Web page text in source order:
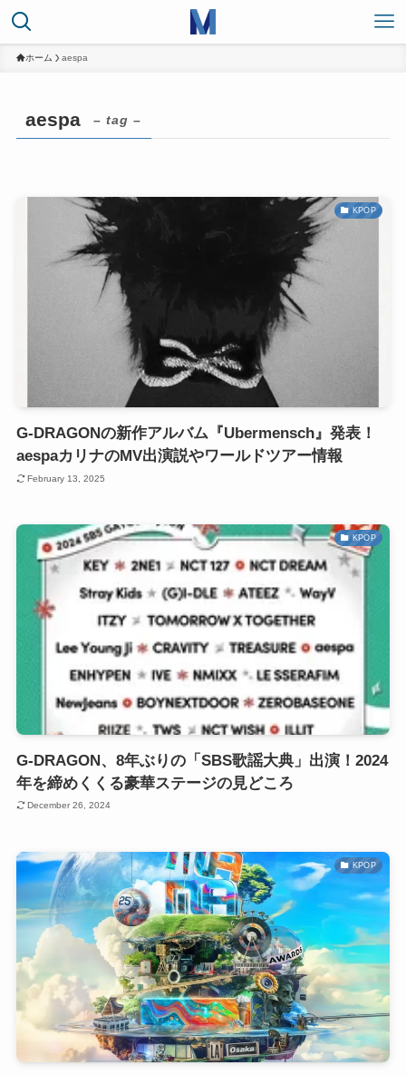
ホーム aespa
aespa – tag –
KPOP
G-DRAGONの新作アルバム『Ubermensch』発表！
aespaカリナのMV出演説やワールドツアー情報
February 13, 2025
KPOP
G-DRAGON、8年ぶりの「SBS歌謡大典」出演！2024
年を締めくくる豪華ステージの見どころ
December 26, 2024
KPOP